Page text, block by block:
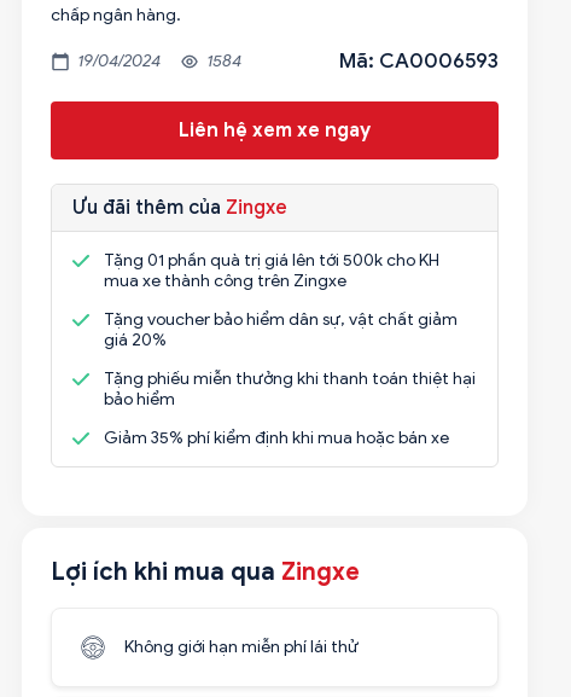
chấp ngân hàng.
19/04/2024 1584 Mã: CA0006593
Liên hệ xem xe ngay
Ưu đãi thêm của Zingxe
Tặng 01 phần quà trị giá lên tới 500k cho KH
mua xe thành công trên Zingxe
Tặng voucher bảo hiểm dân sự, vật chất giảm
giá 20%
Tặng phiếu miễn thưởng khi thanh toán thiệt hại
bảo hiểm
Giảm 35% phí kiểm định khi mua hoặc bán xe
Lợi ích khi mua qua Zingxe
Không giới hạn miễn phí lái thử